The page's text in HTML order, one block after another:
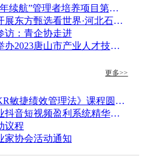
【活动通知】“新青年续航”管理者培养项目第三期——情绪洞察与高情商管理
【活动通知】关于开展东方甄选看世界·河北石家庄正定直播专场活动选品推荐工作的通知
访：青企协走进
【活动通知】关于举办2023唐山市产业人才技术项目对接会的通知
更多>>
研习社第十期-《OKR敏捷绩效管理法》课程圆满结束！
【协会通知】《企业抖音短视频盈利系统精华班》培训课程开课啦！
议程
家协会活动通知